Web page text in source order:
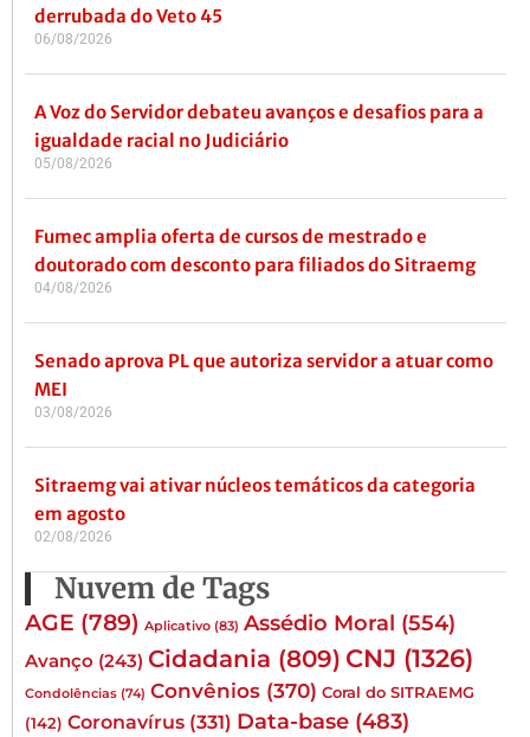
derrubada do Veto 45
06/08/2026
A Voz do Servidor debateu avanços e desafios para a
igualdade racial no Judiciário
05/08/2026
Fumec amplia oferta de cursos de mestrado e
doutorado com desconto para filiados do Sitraemg
04/08/2026
Senado aprova PL que autoriza servidor a atuar como
MEI
03/08/2026
Sitraemg vai ativar núcleos temáticos da categoria
em agosto
02/08/2026
Nuvem de Tags
AGE (789) Aplicativo (83) Assédio Moral (554)
Avanço (243) Cidadania (809) CNJ (1326)
Condolências (74) Convênios (370) Coral do SITRAEMG
(142) Coronavírus (331) Data-base (483)